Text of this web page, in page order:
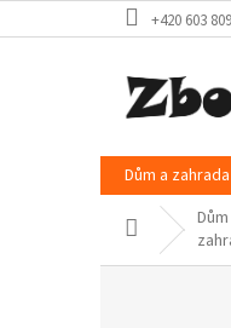
na
+420 603
Dům a zahrada
Domů